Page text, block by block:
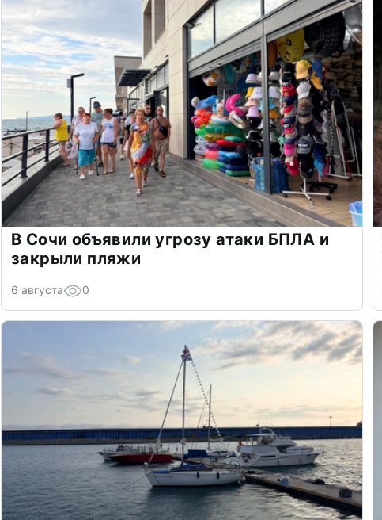
В Сочи объявили угрозу атаки БПЛА и
закрыли пляжи
6 августа 0